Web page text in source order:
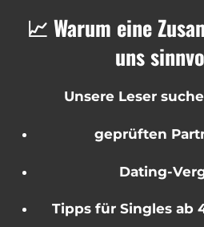
📈 Warum eine
uns
Unsere Leser
geprüften
Dating-
Tipps für Singles ab